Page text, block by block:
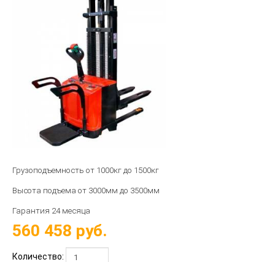
Грузоподъемность от 1000кг до 1500кг
Высота подъема от 3000мм до 3500мм
Гарантия 24 месяца
560 458 руб.
Количество: